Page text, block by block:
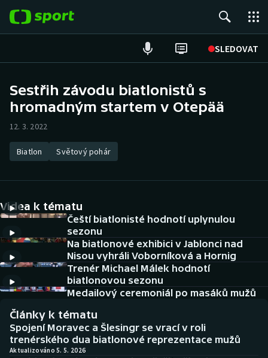
SLEDOVAT
Hokej
Atletika
DALŠÍ SPORTY
Americký fotbal
Baseball a softbal
Biatlon
NEPŘEHLÉDNĚTE
Aplikace ČT sport
Sestřih závodu biatlonistů s
hromadným startem v Otepää
12. 3. 2022
Biatlon Světový pohár
Videa k tématu
Čeští biatlonisté hodnotí uplynulou
sezonu
Na biatlonové exhibici v Jablonci nad
Nisou vyhráli Voborníková a Hornig
Trenér Michael Málek hodnotí
biatlonovou sezonu
Medailový ceremoniál po masáků mužů
Články k tématu
Spojení Moravec a Šlesingr se vrací v roli
trenérského dua biatlonové reprezentace mužů
Aktualizováno 5. 5. 2026